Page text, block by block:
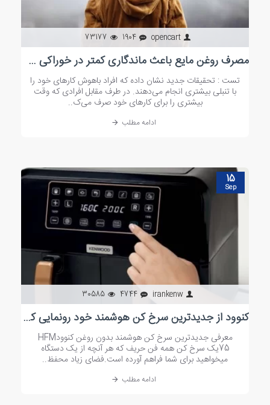
opencart
1904
73177
مصرف روغن مایع باعث ماندگاری کمتر در خوراکی ها میشود
تست : تحقیقات جدید نشان داده که افراد باهوش کارهای خود را
با تنبلی بیشتری انجام می‌دهند. در طرف مقابل افرادی که وقت
بیشتری را برای کارهای خود صرف می‌ک..
ادامه مطلب
15
Sep
irankenw
4744
30585
کنوود از جدیدترین سرخ کن هوشمند خود رونمایی کرد
معرفی جدیدترین سرخ کن هوشمند بدون روغن کنوودHFM
75یک سرخ کن همه فن حریف که هر آنچه از یک دستگاه
میخواهید برای شما فراهم آورده است.فضای زیاد محفظ..
ادامه مطلب